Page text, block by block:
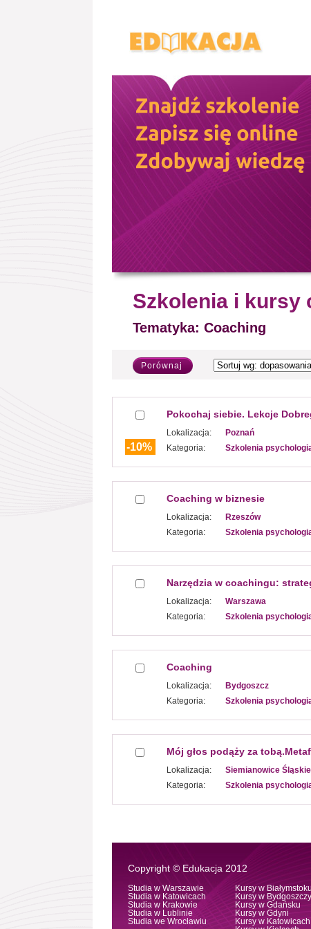
Szkolenia i kursy
Tematyka: Coaching
Porównaj
-10%
Pokochaj siebie. Lekcje
Lokalizacja:
Poznań
Kategoria:
Szkolenia
Coaching w biznesie
Lokalizacja:
Rzeszów
Kategoria:
Szkolenia
Narzędzia w coachingu:
Lokalizacja:
Warszawa
Kategoria:
Szkolenia
Coaching
Lokalizacja:
Bydgoszcz
Kategoria:
Szkolenia
Mój głos podąży za
Lokalizacja:
Siemianowice Śląskie
Kategoria:
Szkolenia
Copyright © Edukacja 2012
Studia w Warszawie
Studia w Katowicach
Studia w Krakowie
Studia w Lublinie
Studia we Wrocławiu
Kursy w Białymstoku
Kursy w Bydgoszczy
Kursy w Gdańsku
Kursy w Gdyni
Kursy w Katowicach